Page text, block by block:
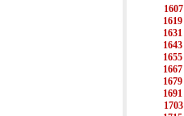
1607
1619
1631
1643
1655
1667
1679
1691
1703